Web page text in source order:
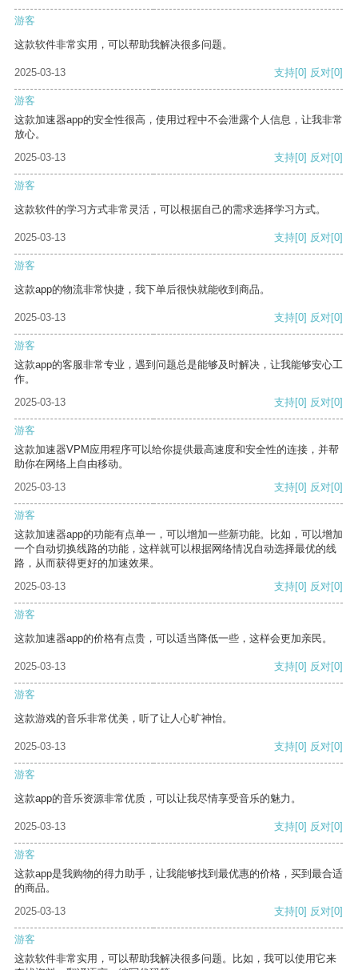
游客
这款软件非常实用，可以帮助我解决很多问题。
2025-03-13 支持[0] 反对[0]
游客
这款加速器app的安全性很高，使用过程中不会泄露个人信息，让我非常
放心。
2025-03-13
支持[0] 反对[0]
游客
这款软件的学习方式非常灵活，可以根据自己的需求选择学习方式。
2025-03-13 支持[0] 反对[0]
游客
这款app的物流非常快捷，我下单后很快就能收到商品。
2025-03-13 支持[0] 反对[0]
游客
这款app的客服非常专业，遇到问题总是能够及时解决，让我能够安心工
作。
2025-03-13
支持[0] 反对[0]
游客
这款加速器VPM应用程序可以给你提供最高速度和安全性的连接，并帮
助你在网络上自由移动。
2025-03-13
支持[0] 反对[0]
游客
这款加速器app的功能有点单一，可以增加一些新功能。比如，可以增加
一个自动切换线路的功能，这样就可以根据网络情况自动选择最优的线
路，从而获得更好的加速效果。
2025-03-13
支持[0] 反对[0]
游客
这款加速器app的价格有点贵，可以适当降低一些，这样会更加亲民。
2025-03-13 支持[0] 反对[0]
游客
这款游戏的音乐非常优美，听了让人心旷神怡。
2025-03-13 支持[0] 反对[0]
游客
这款app的音乐资源非常优质，可以让我尽情享受音乐的魅力。
2025-03-13 支持[0] 反对[0]
游客
这款app是我购物的得力助手，让我能够找到最优惠的价格，买到最合适
的商品。
2025-03-13
支持[0] 反对[0]
游客
这款软件非常实用，可以帮助我解决很多问题。比如，我可以使用它来